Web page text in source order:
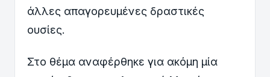
άλλες απαγορευμένες δραστικές
ουσίες.
Στο θέμα αναφέρθηκε για ακόμη μία